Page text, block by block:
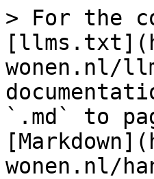
> For the
wonen.nl/
`.md` to
wonen.nl/